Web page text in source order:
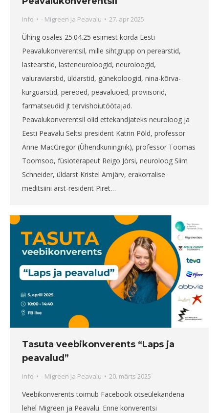
Info - Migreen ja Peavalu 27. apr 2025
Ühing osales 25.04.25 esimest korda Eesti
Peavalukonverentsil, mille sihtgrupp on perearstid,
lastearstid, lasteneuroloogid, neuroloogid,
valuraviarstid, üldarstid, günekoloogid, nina-kõrva-
kurguarstid, pereõed, peavaluõed, proviisorid,
farmatseudid jt tervishoiutöötajad.
Peavalukonverentsil olid ettekandjateks neuroloog ja
Eesti Peavalu Seltsi president Katrin Põld, professor
Anne MacGregor (Ühendkuningriik), professor Toomas
Toomsoo, füsioterapeut Reigo Jörsi, neuroloog Siim
Schneider, üldarst Kristel Amjärv, erakorralise
meditsiini arst-resident Piret…
Tasuta veebikonverents “Laps ja
peavalud”
Info - Migreen ja Peavalu 20. märts 2025
Veebikonverents toimub Facebook otseülekandena
lehel Migreen ja Peavalu. Enne konverentsi